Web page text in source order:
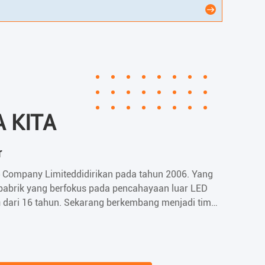
plastik
KITA
Limiteddidirikan pada tahun 2006. Yang
yang berfokus pada pencahayaan luar LED
dari 16 tahun. Sekarang berkembang menjadi tim
hampir $ 10 juta.Setelah bertahun-tahun
pabrik kami memiliki sertifikasi ISO9001. Sebagai